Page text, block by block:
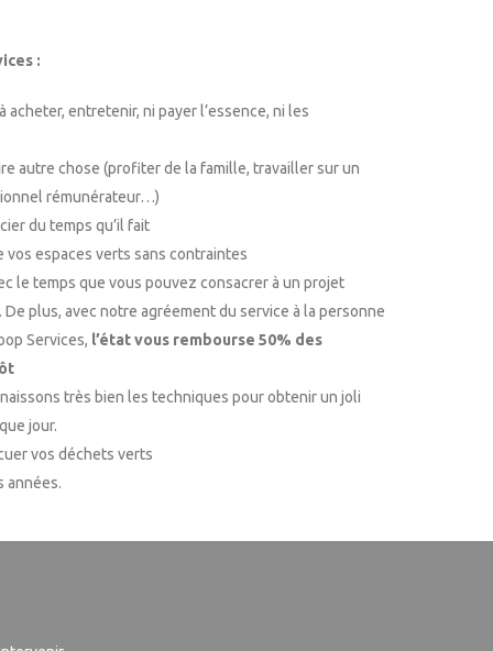
:
acheter, entretenir, ni payer l’essence, ni les
autre chose (profiter de la famille, travailler sur un
rémunérateur…)
du temps qu’il fait
espaces verts sans contraintes
le temps que vous pouvez consacrer à un projet
plus, avec notre agréement du service à la personne
Services, l’état vous rembourse 50% des
très bien les techniques pour obtenir un joli
jour.
vos déchets verts
années.